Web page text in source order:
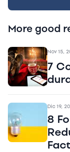
More good
Nov 15,
7
Dic 19,
8